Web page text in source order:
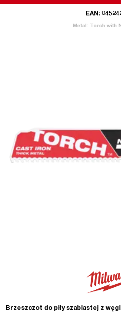
EAN:
Metal: Torch with
Brzeszczot do piły szablastej z